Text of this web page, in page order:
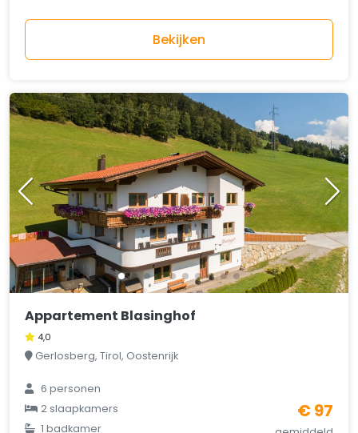
Bekijken
Appartement Blasinghof
4,0
Gerlosberg, Tirol, Oostenrijk
6 personen
2 slaapkamers
1 badkamer
€ 97